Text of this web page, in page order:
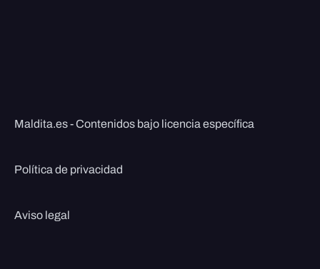
Maldita.es - Contenidos bajo licencia específica
Política de privacidad
Aviso legal